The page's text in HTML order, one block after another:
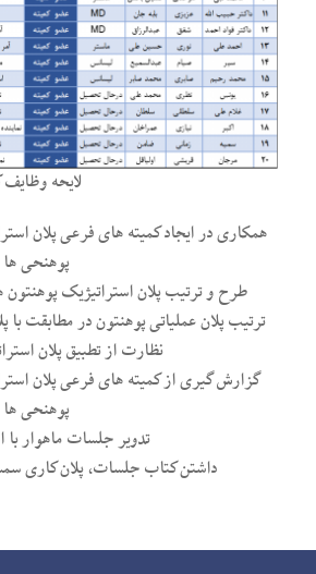
لایحه وظایف
همکاری در ایجاد کمیته­ های فرعی پلان
پوهنحی­ ها
طرح و ترتیب پلان استراتیژیک پوهنتون هر 5 سال
ترتیب پلان عملیاتی پوهنتون در مطابقت با
نظارت از تطبیق پلان
گزارش گیری از کمیته­ های فرعی پلان
پوهنحی ­ها
تدویر جلسات ماهوار با
داشتن کتاب جلسات، پلان کاری